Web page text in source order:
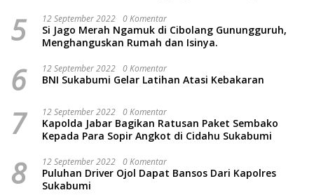
5 12 September 2022 0 Komentar
Si Jago Merah Ngamuk di Cibolang Gunungguruh,
Menghanguskan Rumah dan Isinya.
6 12 September 2022 0 Komentar
BNI Sukabumi Gelar Latihan Atasi Kebakaran
7 12 September 2022 0 Komentar
Kapolda Jabar Bagikan Ratusan Paket Sembako
Kepada Para Sopir Angkot di Cidahu Sukabumi
8 12 September 2022 0 Komentar
Puluhan Driver Ojol Dapat Bansos Dari Kapolres
Sukabumi